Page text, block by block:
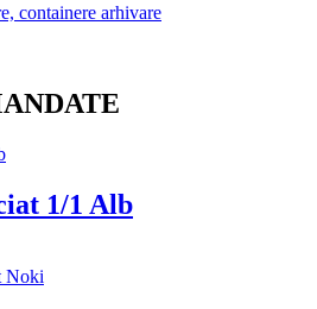
containere arhivare
1/1 Alb